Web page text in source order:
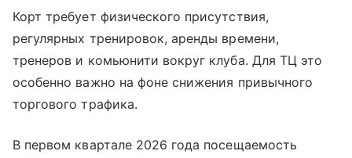
Корт требует физического присутствия,
регулярных тренировок, аренды времени,
тренеров и комьюнити вокруг клуба. Для ТЦ это
особенно важно на фоне снижения привычного
торгового трафика.
В первом квартале 2026 года посещаемость